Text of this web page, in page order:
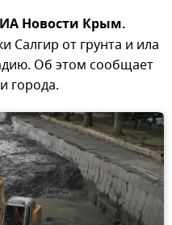
Новости Крым.
Салгир от грунта и ила
Об этом сообщает
города.